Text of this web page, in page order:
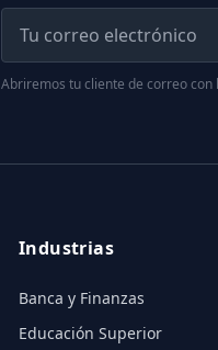
Abriremos tu cliente de correo con
Industrias
Banca y Finanzas
Educación Superior